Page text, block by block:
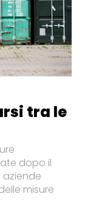
tra le
dopo il
aziende
misure